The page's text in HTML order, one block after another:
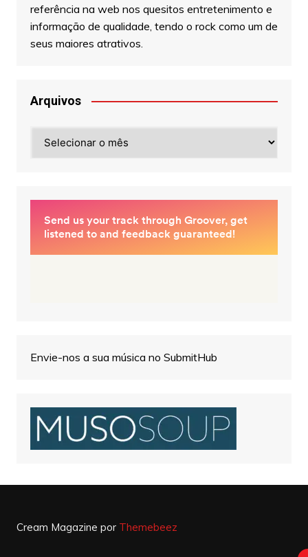
referência na web nos quesitos entretenimento e
informação de qualidade, tendo o rock como um de
seus maiores atrativos.
Arquivos
Envie-nos a sua música no SubmitHub
Cream Magazine por Themebeez